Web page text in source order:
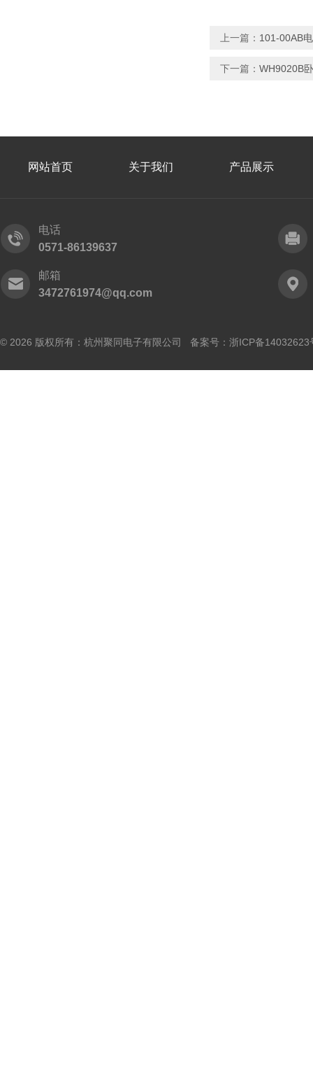
上一篇： 101-00AB
下一篇： WH9020B
网站首页 关于我们 产品展示
电话
0571-86139637
邮箱
3472761974@qq.com
© 2026 版权所有：杭州聚同电子有限公司 备案号： 浙ICP备14032623